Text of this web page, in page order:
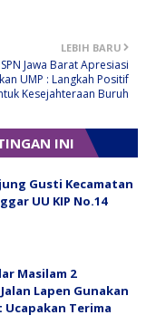
LEBIH BARU
SPN Jawa Barat Apresiasi
UMP : Langkah Positif
Kesejahteraan Buruh
INI
Gusti Kecamatan
UU KIP No.14
Masilam 2
Lapen Gunakan
Ucapakan Terima